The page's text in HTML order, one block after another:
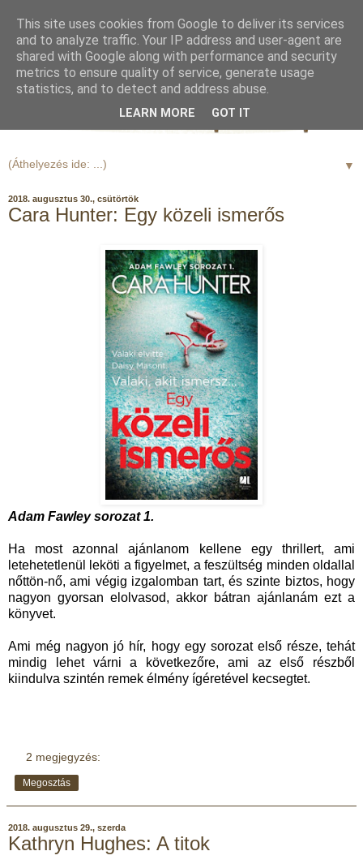
▼
2018. augusztus 30., csütörtök
Cara Hunter: Egy közeli ismerős
Adam Fawley sorozat 1.
Ha most azonnal ajánlanom kellene egy thrillert, ami
letehetetlenül leköti a figyelmet, a feszültség minden oldallal
nőttön-nő, ami végig izgalomban tart, és szinte biztos, hogy
nagyon gyorsan elolvasod, akkor bátran ajánlanám ezt a
könyvet.
Ami még nagyon jó hír, hogy egy sorozat első része, tehát
mindig lehet várni a következőre, ami az első részből
kiindulva szintén remek élmény ígéretével kecsegtet.
2 megjegyzés:
Megosztás
2018. augusztus 29., szerda
Kathryn Hughes: A titok
This site uses cookies from Google to deliver its services
and to analyze traffic. Your IP address and user-agent are
shared with Google along with performance and security
metrics to ensure quality of service, generate usage
statistics, and to detect and address abuse.
LEARN MORE GOT IT